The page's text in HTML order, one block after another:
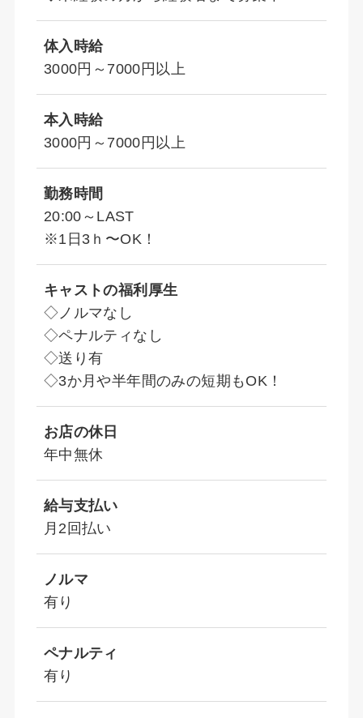
体入時給
3000円～7000円以上
本入時給
3000円～7000円以上
勤務時間
20:00～LAST
※1日3ｈ〜OK！
キャストの福利厚生
◇ノルマなし
◇ペナルティなし
◇送り有
◇3か月や半年間のみの短期もOK！
お店の休日
年中無休
給与支払い
月2回払い
ノルマ
有り
ペナルティ
有り